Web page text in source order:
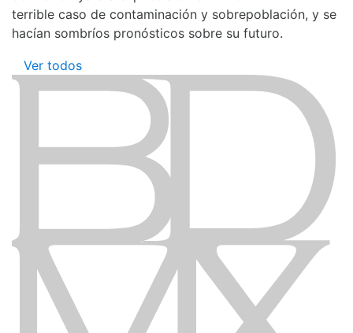
terrible caso de contaminación y sobrepoblación, y se
hacían sombríos pronósticos sobre su futuro.
Ver todos